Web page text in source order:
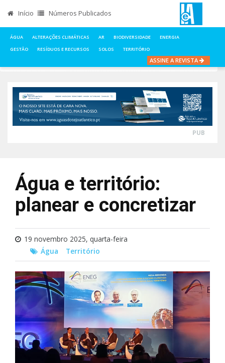
Início Números Publicados
ÁGUA ALTERAÇÕES CLIMÁTICAS AR BIODIVERSIDADE
ENERGIA
GESTÃO
RESÍDUOS E RECURSOS SOLOS TERRITÓRIO
ASSINE A REVISTA
ÁGUA E TERRITÓRIO: PLANEAR E CONCRETIZAR
PUB
Água e território:
planear e concretizar
19 novembro 2025, quarta-feira
Água
Território